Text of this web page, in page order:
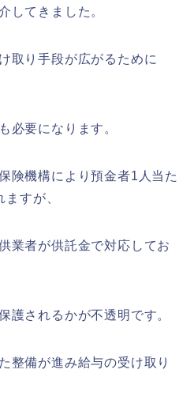
してきました。
取り手段が広がるために
必要になります。
険機構により預金者1人当た
すが、
業者が供託金で対応してお
護されるかが不透明です。
整備が進み給与の受け取り